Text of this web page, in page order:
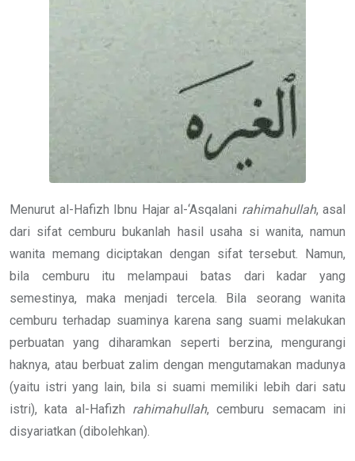
Menurut al-Hafizh Ibnu Hajar al-‘Asqalani rahimahullah, asal
dari sifat cemburu bukanlah hasil usaha si wanita, namun
wanita memang diciptakan dengan sifat tersebut. Namun,
bila cemburu itu melampaui batas dari kadar yang
semestinya, maka menjadi tercela. Bila seorang wanita
cemburu terhadap suaminya karena sang suami melakukan
perbuatan yang diharamkan seperti berzina, mengurangi
haknya, atau berbuat zalim dengan mengutamakan madunya
(yaitu istri yang lain, bila si suami memiliki lebih dari satu
istri), kata al-Hafizh rahimahullah, cemburu semacam ini
disyariatkan (dibolehkan).